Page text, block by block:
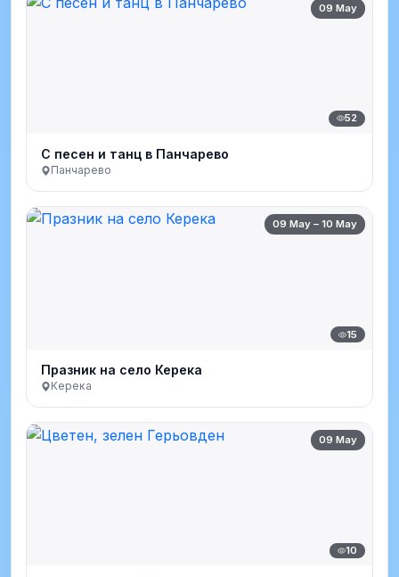
09 May
52
С песен и танц в Панчарево
Панчарево
09 May – 10 May
15
Празник на село Керека
Керека
09 May
10